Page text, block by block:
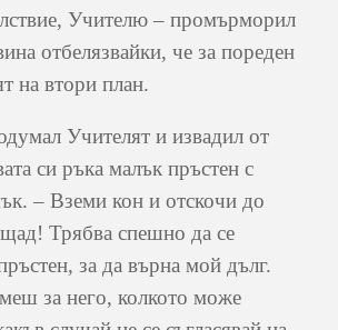
Учителю – промърморил
отбелязвайки, че за пореден
на втори план.
Учителят и извадил от
си ръка малък пръстен с
– Вземи кон и отскочи до
Трябва спешно да се
за да върна мой дълг.
за него, колкото може